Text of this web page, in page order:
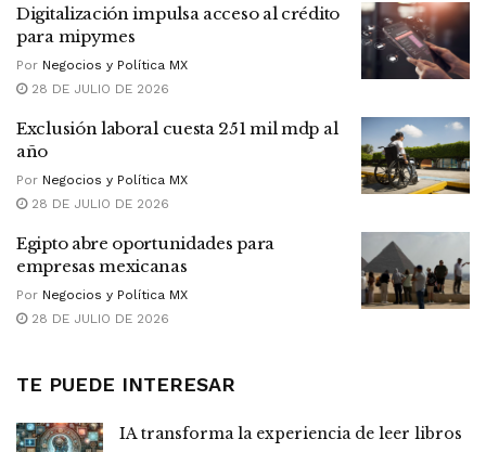
Digitalización impulsa acceso al crédito
para mipymes
Por Negocios y Política MX
28 DE JULIO DE 2026
Exclusión laboral cuesta 251 mil mdp al
año
Por Negocios y Política MX
28 DE JULIO DE 2026
Egipto abre oportunidades para
empresas mexicanas
Por Negocios y Política MX
28 DE JULIO DE 2026
TE PUEDE INTERESAR
IA transforma la experiencia de leer libros